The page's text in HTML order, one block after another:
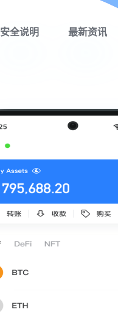
安全说明 最新资讯